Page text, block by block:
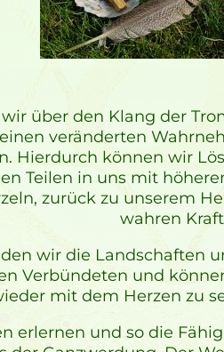
über den Klang der
veränderten
Hierdurch können wir
Teilen in uns mit
zurück zu unserem
wahren
wir die Landschaften
Verbündeten und
mit dem Herzen zu
erlernen und so die